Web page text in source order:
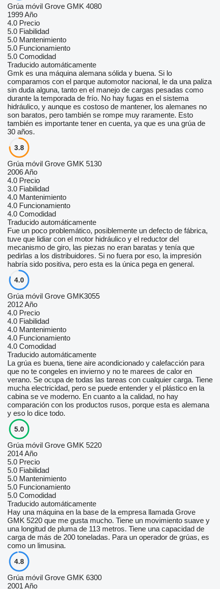
Grúa móvil Grove GMK 4080
1999 Año
4.0 Precio
5.0 Fiabilidad
5.0 Mantenimiento
5.0 Funcionamiento
5.0 Comodidad
Traducido automáticamente
Gmk es una máquina alemana sólida y buena. Si lo
comparamos con el parque automotor nacional, le da una paliza
sin duda alguna, tanto en el manejo de cargas pesadas como
durante la temporada de frío. No hay fugas en el sistema
hidráulico, y aunque es costoso de mantener, los alemanes no
son baratos, pero también se rompe muy raramente. Esto
también es importante tener en cuenta, ya que es una grúa de
30 años.
3.8
Grúa móvil Grove GMK 5130
2006 Año
4.0 Precio
3.0 Fiabilidad
4.0 Mantenimiento
4.0 Funcionamiento
4.0 Comodidad
Traducido automáticamente
Fue un poco problemático, posiblemente un defecto de fábrica,
tuve que lidiar con el motor hidráulico y el reductor del
mecanismo de giro, las piezas no eran baratas y tenía que
pedirlas a los distribuidores. Si no fuera por eso, la impresión
habría sido positiva, pero esta es la única pega en general.
4.0
Grúa móvil Grove GMK3055
2012 Año
4.0 Precio
4.0 Fiabilidad
4.0 Mantenimiento
4.0 Funcionamiento
4.0 Comodidad
Traducido automáticamente
La grúa es buena, tiene aire acondicionado y calefacción para
que no te congeles en invierno y no te marees de calor en
verano. Se ocupa de todas las tareas con cualquier carga. Tiene
mucha electricidad, pero se puede entender y el plástico en la
cabina se ve moderno. En cuanto a la calidad, no hay
comparación con los productos rusos, porque esta es alemana
y eso lo dice todo.
5.0
Grúa móvil Grove GMK 5220
2014 Año
5.0 Precio
5.0 Fiabilidad
5.0 Mantenimiento
5.0 Funcionamiento
5.0 Comodidad
Traducido automáticamente
Hay una máquina en la base de la empresa llamada Grove
GMK 5220 que me gusta mucho. Tiene un movimiento suave y
una longitud de pluma de 113 metros. Tiene una capacidad de
carga de más de 200 toneladas. Para un operador de grúas, es
como un limusina.
4.8
Grúa móvil Grove GMK 6300
2001 Año